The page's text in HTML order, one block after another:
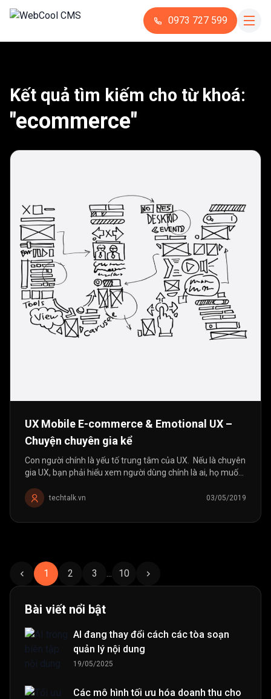
0973 727 599
Kết quả tìm kiếm cho từ khoá:
"ecommerce"
UX Mobile E-commerce & Emotional UX –
Chuyện chuyên gia kể
Con người chính là yếu tố trung tâm của UX. Nếu là chuyên
gia UX, bạn phải hiểu xem người dùng chính là ai, họ muốn
thiết... techtalk.vn 03/05/2019
1 2 3 ... 10
Bài viết nổi bật
AI đang thay đổi cách các tòa soạn
quản lý nội dung
19/05/2025
Các mô hình tối ưu hóa doanh thu cho